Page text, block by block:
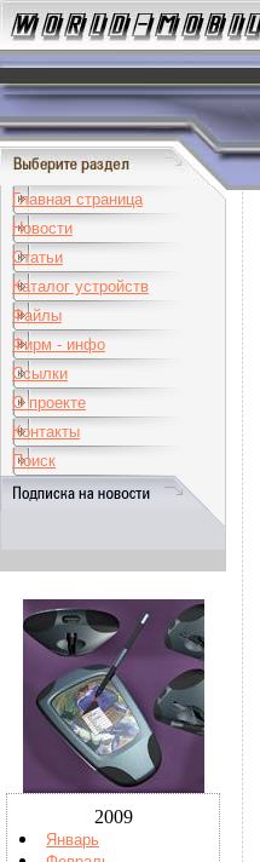
Главная страница
Новости
Статьи
Каталог устройств
Файлы
Фирм - инфо
Ссылки
О проекте
Контакты
Поиск
2009
Январь